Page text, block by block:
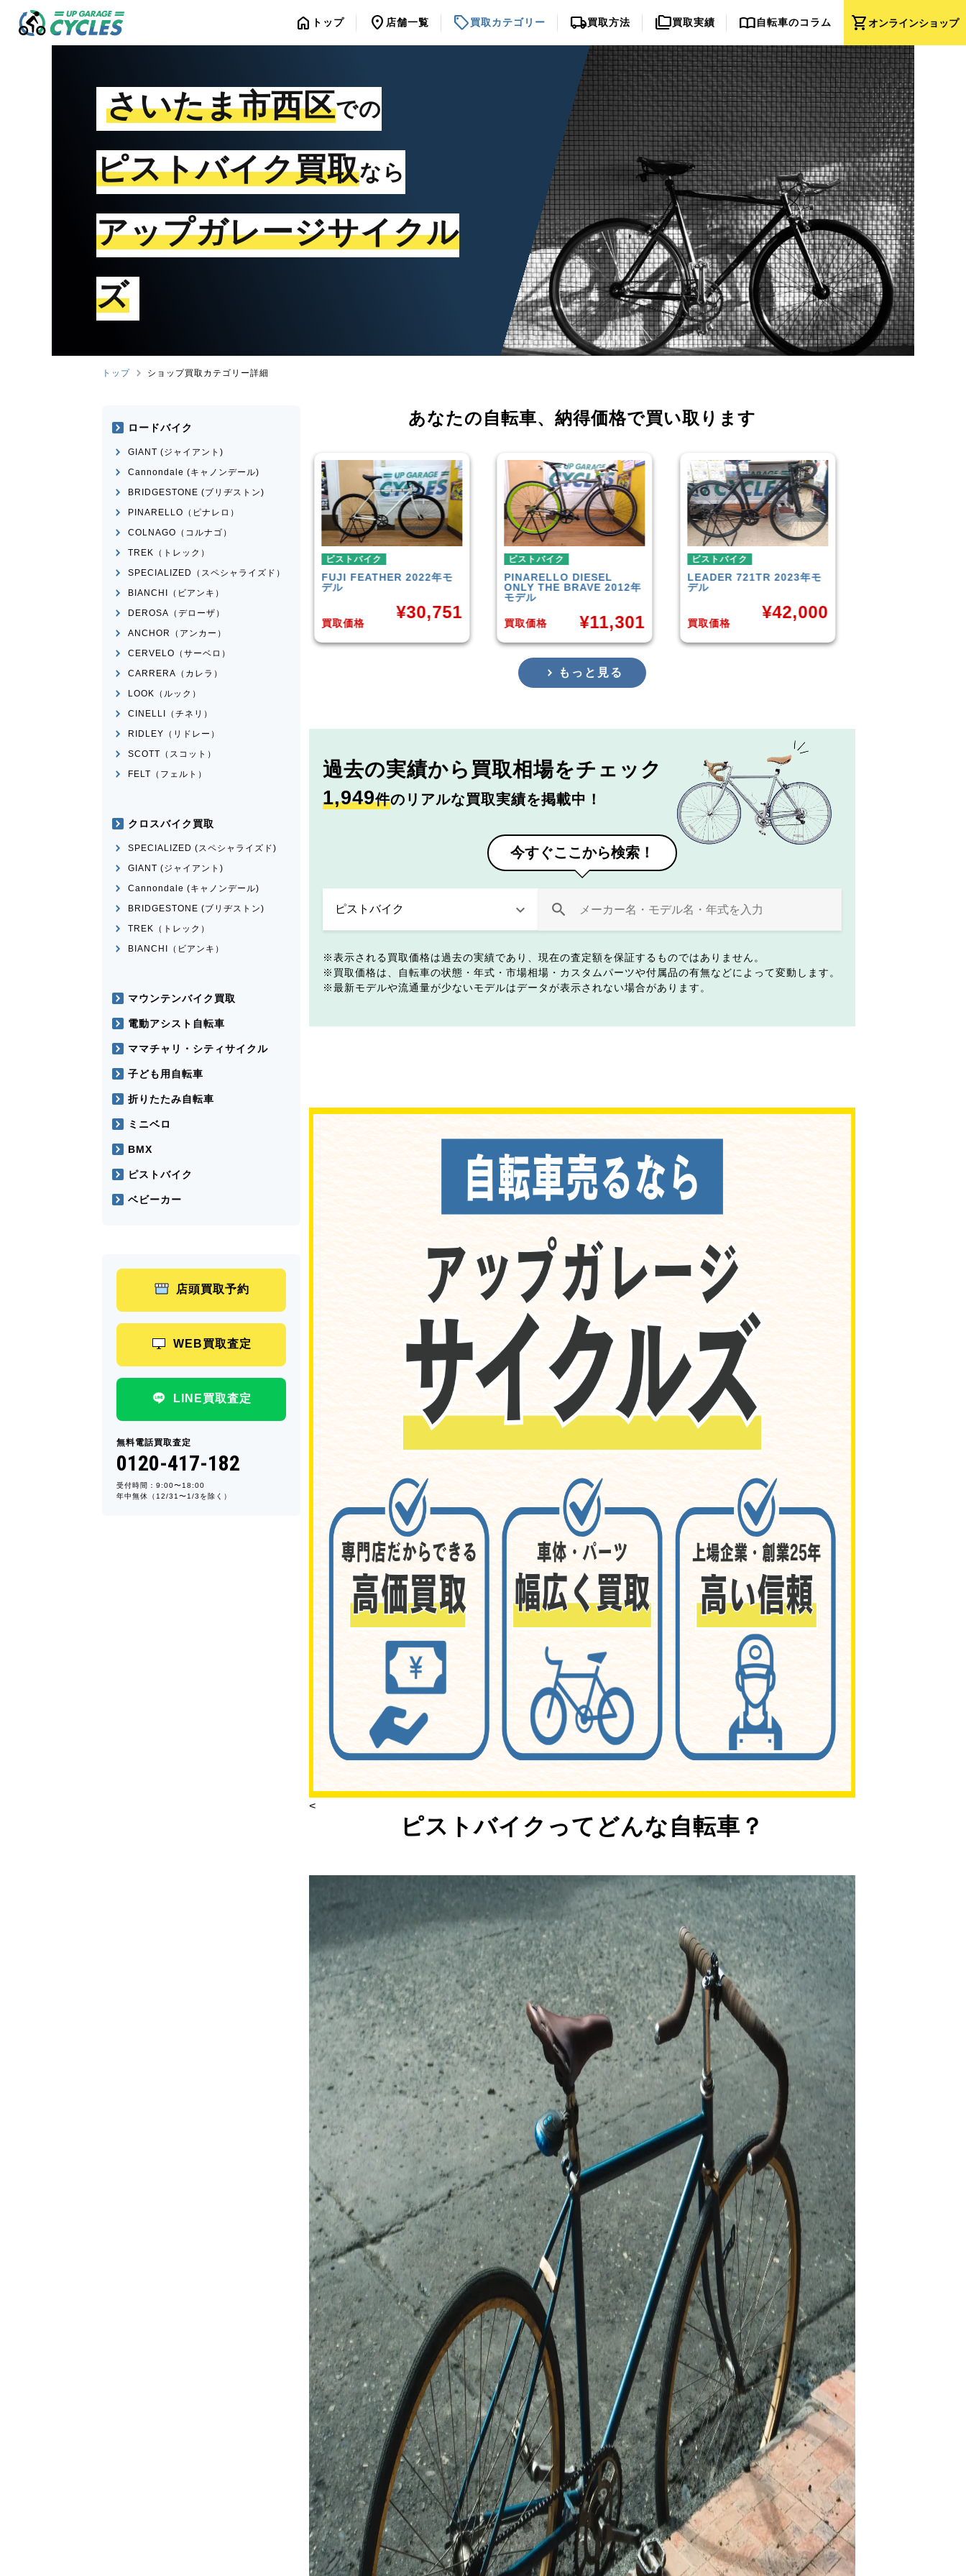
shopping_cartオンラインショップ
home トップ location_on 店舗一覧 sell買取カテゴリー local_shipping買取方法 folder_copy買取実績 import_contacts自転車のコラム
さいたま市西区での
ピストバイク買取なら
アップガレージサイクル
ズ
トップ ショップ買取カテゴリー詳細
あなたの自転車、 納得価格で買い取ります
ピストバイク
FUJIFEATHER 2022年モ
デル
¥
ピストバイク
PINARELLODIESEL
ONLY THE BRAVE 2012年
買取価格 ¥11,301
ピストバイク
LEADER721TR 2023年モ
デル
買取価格
¥42,000
ピストバイク
FUJITRACK 1.1 2014年モ
デル
買取価格
¥33,000
もっと見る
過去の実績から 買取相場をチェック
1,949件のリアルな買取実績を掲載中！
今すぐここから検索！
表示される買取価格は過去の実績であり、現在の査定額を保証するものではありません。
買取価格は、自転車の状態・年式・市場相場・カスタムパーツや付属品の有無などによって変動します。
最新モデルや流通量が少ないモデルはデータが表示されない場合があります。
<
ピストバイクってどんな自転車？
ロードバイク
GIANT (ジャイアント)
Cannondale (キャノンデール)
BRIDGESTONE (ブリヂストン)
PINARELLO（ピナレロ）
COLNAGO（コルナゴ）
TREK（トレック）
SPECIALIZED（スペシャライズド）
BIANCHI（ビアンキ）
DEROSA（デローザ）
ANCHOR（アンカー）
CERVELO（サーベロ）
CARRERA（カレラ）
LOOK（ルック）
CINELLI（チネリ）
RIDLEY（リドレー）
SCOTT（スコット）
FELT（フェルト）
クロスバイク買取
SPECIALIZED (スペシャライズド)
GIANT (ジャイアント)
Cannondale (キャノンデール)
BRIDGESTONE (ブリヂストン)
TREK（トレック）
BIANCHI（ビアンキ）
マウンテンバイク買取
電動アシスト自転車
ママチャリ・シティサイクル
子ども用自転車
折りたたみ自転車
ミニベロ
BMX
ピストバイク
ベビーカー
店頭買取予約
WEB買取査定
LINE買取査定
無料電話買取査定
0120-417-182
受付時間：9:00〜18:00
年中無休（12/31〜1/3を除く）